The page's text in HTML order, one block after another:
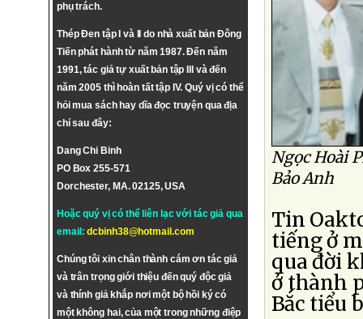
phụ trách.
Thép Đen tập I và II do nhà xuất bản Đông
Tiến phát hành từ năm 1987. Đến năm
1991, tác giả tự xuất bản tập III và đến
năm 2005 thì hoàn tất tập IV. Quý vị có thể
hỏi mua sách hay dĩa đọc truyện qua địa
chỉ sau đây:
Dang Chi Binh
PO Box 255-571
Dorchester, MA. 02125, USA
Hoặc quý vị có thể liên lạc với tác giả qua
email:dcbinh38@hotmail.com
Chúng tôi xin chân thành cám ơn tác giả
và trân trọng giới thiệu đến quý độc giả
và thính giả khắp nơi một bộ hồi ký có
một không hai, của một trong những điệp
Ngọc Hoài
Bảo Anh
Tin
tiếng ở
qua đời
ở thành
Bắc tiểu